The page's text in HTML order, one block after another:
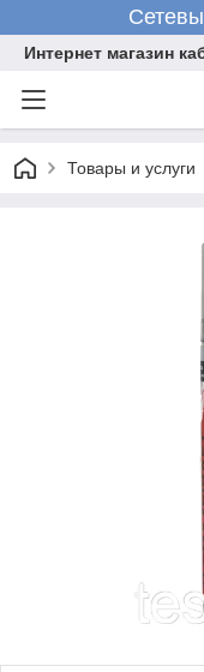
Интернет магазин
Товары и услуги